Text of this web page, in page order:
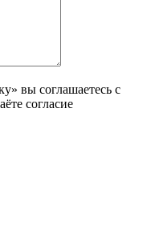
вы соглашаетесь с
согласие